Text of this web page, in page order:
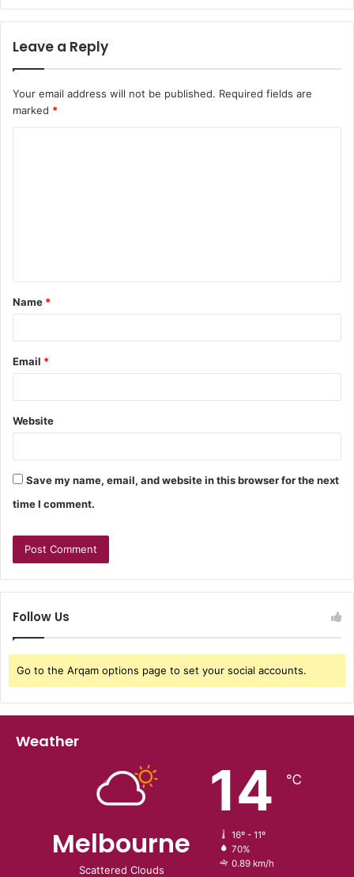
Leave a Reply
Your email address will not be published. Required fields are
marked *
Name *
Email *
Website
Save my name, email, and website in this browser for the next
time I comment.
Follow Us
Go to the Arqam options page to set your social accounts.
Weather
Melbourne
Scattered Clouds
14 ℃
16º - 11º
70%
0.89 km/h